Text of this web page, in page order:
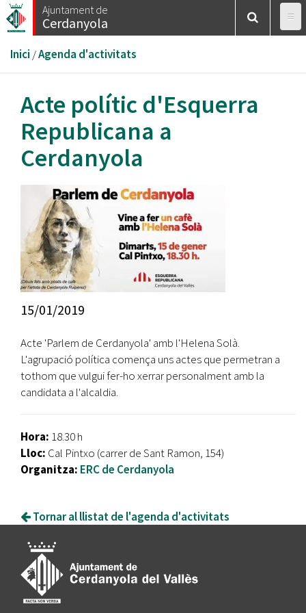
Vés
al
Ajuntament de
Cerdanyola
Esteu
aquí
Inici /Agenda d'activitats
Acte polític d'Esquerra
Republicana a
Cerdanyola
15/01/2019
Acte 'Parlem de Cerdanyola' amb l'Helena Solà.
L'agrupació política comença uns actes que permetran a
tothom que vulgui fer-ho xerrar personalment amb la
candidata a l'alcaldia.
Hora: 18.30 h
Lloc: Cal Pintxo (carrer de Sant Ramon, 154)
Organitza: ERC de Cerdanyola
Tornar al llistat de l'agenda d'activitats